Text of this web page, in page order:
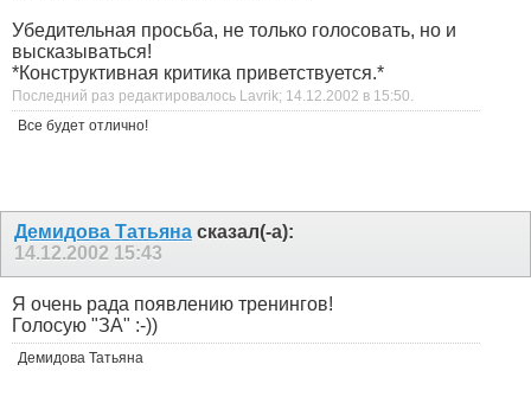
Убедительная просьба, не только голосовать, но и
высказываться!
*Конструктивная критика приветствуется.*
Последний раз редактировалось Lavrik; 14.12.2002 в 15:50.
Все будет отлично!
Демидова Татьяна сказал(-а):
14.12.2002 15:43
Я очень рада появлению тренингов!
Голосую "ЗА" :-))
Демидова Татьяна